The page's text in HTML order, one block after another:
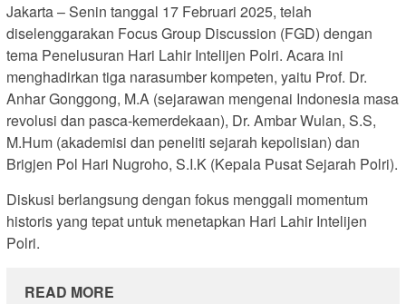
Jakarta – Senin tanggal 17 Februari 2025, telah
diselenggarakan Focus Group Discussion (FGD) dengan
tema Penelusuran Hari Lahir Intelijen Polri. Acara ini
menghadirkan tiga narasumber kompeten, yaitu Prof. Dr.
Anhar Gonggong, M.A (sejarawan mengenai Indonesia masa
revolusi dan pasca-kemerdekaan), Dr. Ambar Wulan, S.S,
M.Hum (akademisi dan peneliti sejarah kepolisian) dan
Brigjen Pol Hari Nugroho, S.I.K (Kepala Pusat Sejarah Polri).
Diskusi berlangsung dengan fokus menggali momentum
historis yang tepat untuk menetapkan Hari Lahir Intelijen
Polri.
READ MORE